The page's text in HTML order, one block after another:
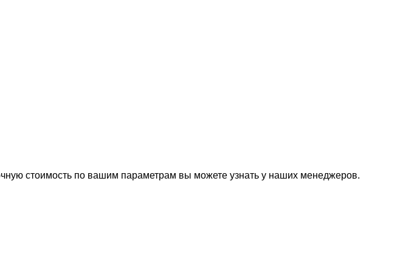
стоимость по вашим параметрам вы можете узнать у наших менеджеров.